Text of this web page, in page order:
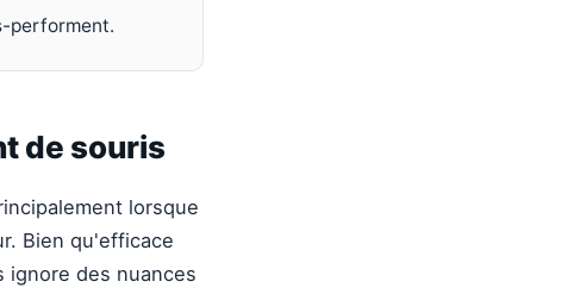
performent.
de souris
lorsque
Bien qu'efficace
ignore des nuances